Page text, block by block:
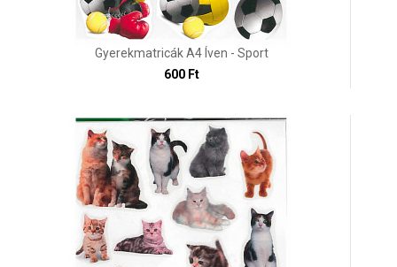
Gyerekmatricák A4 Íven - Sport
600 Ft